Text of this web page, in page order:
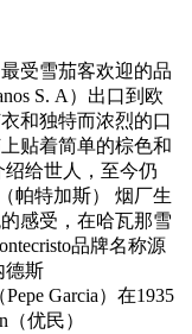
受雪茄客欢迎的品
S. A）出口到欧
和独特而浓烈的口
贴着简单的棕色和
绍给世人，至今仍
帕特加斯） 烟厂生
感受，在哈瓦那雪
品牌名称源
德斯
Garcia）在1935
优民）